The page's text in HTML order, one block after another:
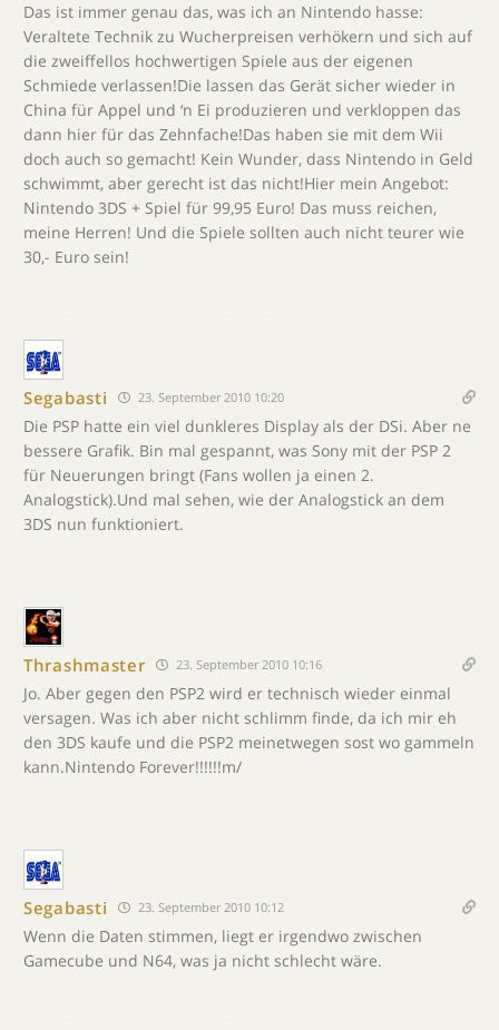
Das ist immer genau das, was ich an Nintendo hasse:
Veraltete Technik zu Wucherpreisen verhökern und sich auf
die zweiffellos hochwertigen Spiele aus der eigenen
Schmiede verlassen!Die lassen das Gerät sicher wieder in
China für Appel und ‘n Ei produzieren und verkloppen das
dann hier für das Zehnfache!Das haben sie mit dem Wii
doch auch so gemacht! Kein Wunder, dass Nintendo in Geld
schwimmt, aber gerecht ist das nicht!Hier mein Angebot:
Nintendo 3DS + Spiel für 99,95 Euro! Das muss reichen,
meine Herren! Und die Spiele sollten auch nicht teurer wie
30,- Euro sein!
Segabasti 23. September 2010 10:20
Die PSP hatte ein viel dunkleres Display als der DSi. Aber ne
bessere Grafik. Bin mal gespannt, was Sony mit der PSP 2
für Neuerungen bringt (Fans wollen ja einen 2.
Analogstick).Und mal sehen, wie der Analogstick an dem
3DS nun funktioniert.
Thrashmaster 23. September 2010 10:16
Jo. Aber gegen den PSP2 wird er technisch wieder einmal
versagen. Was ich aber nicht schlimm finde, da ich mir eh
den 3DS kaufe und die PSP2 meinetwegen sost wo gammeln
kann.Nintendo Forever!!!!!!m/
Segabasti 23. September 2010 10:12
Wenn die Daten stimmen, liegt er irgendwo zwischen
Gamecube und N64, was ja nicht schlecht wäre.